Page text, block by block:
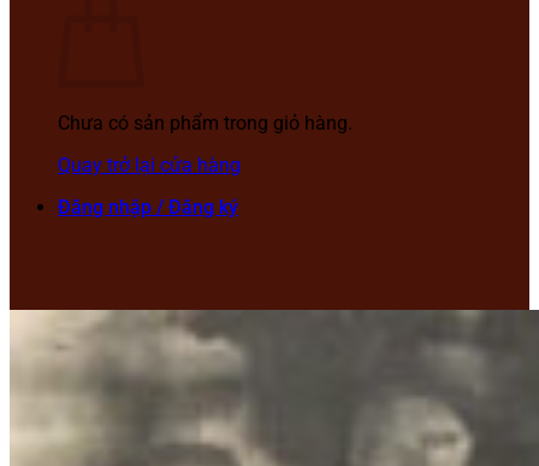
Chưa có sản phẩm trong giỏ hàng.
Quay trở lại cửa hàng
Đăng nhập / Đăng ký